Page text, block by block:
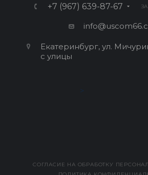
+7 (967) 639-87-67
Екатеринбург, ул.
с улицы
>
СОГЛАСИЕ НА ОБРАБОТКУ